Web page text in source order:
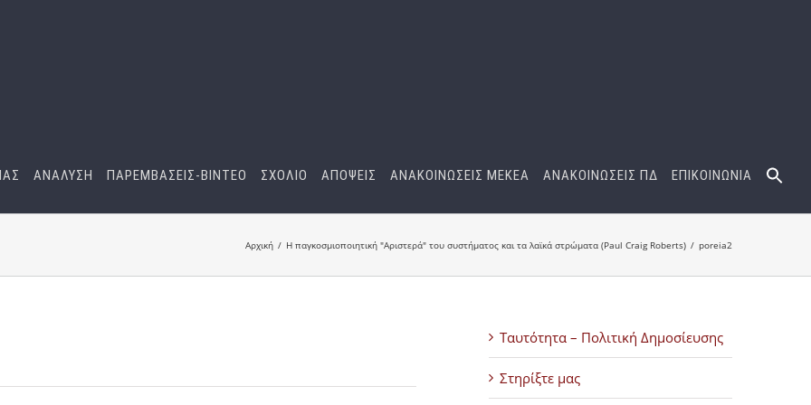
ΑΝΑΛΥΣΗ ΠΑΡΕΜΒΑΣΕΙΣ-BINTEO ΣΧΟΛΙΟ ΑΠΟΨΕΙΣ ΑΝΑΚΟΙΝΩΣΕΙΣ ΜΕΚΕΑ ΑΝΑΚΟΙΝΩΣΕΙΣ ΠΔ ΕΠΙΚΟΙΝΩΝΙΑ
Αρχική Η παγκοσμιοποιητική "Αριστερά" του συστήματος και τα λαϊκά στρώματα (Paul Craig Roberts) poreia2
Ταυτότητα – Πολιτική Δημοσίευσης
Στηρίξτε μας